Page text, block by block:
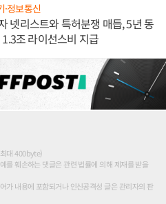
·정보통신
넷리스트와 특허분쟁 매듭, 5년 동
조 라이선스비 지급
대 400byte)
를 훼손하는 댓글은 관련 법률에 의해 제재를 받을
가 내용에 포함되거나 인신공격성 글은 관리자의 판